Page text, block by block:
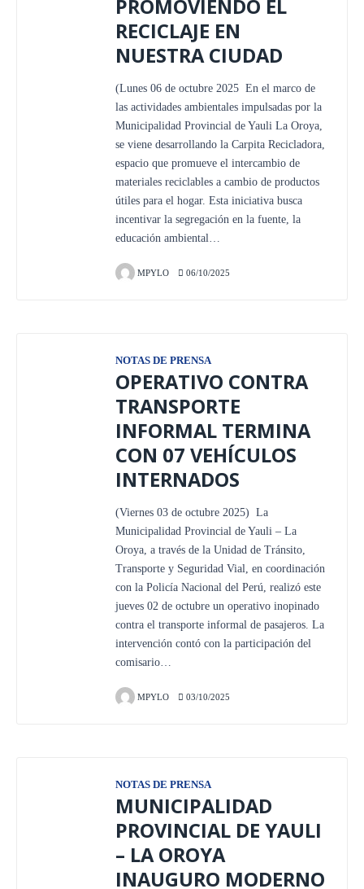
PROMOVIENDO EL
RECICLAJE EN
NUESTRA CIUDAD
(Lunes 06 de octubre 2025 En el marco de
las actividades ambientales impulsadas por la
Municipalidad Provincial de Yauli La Oroya,
se viene desarrollando la Carpita Recicladora,
espacio que promueve el intercambio de
materiales reciclables a cambio de productos
útiles para el hogar. Esta iniciativa busca
incentivar la segregación en la fuente, la
educación ambiental…
MPYLO 06/10/2025
NOTAS DE PRENSA
OPERATIVO CONTRA
TRANSPORTE
INFORMAL TERMINA
CON 07 VEHÍCULOS
INTERNADOS
(Viernes 03 de octubre 2025) La
Municipalidad Provincial de Yauli – La
Oroya, a través de la Unidad de Tránsito,
Transporte y Seguridad Vial, en coordinación
con la Policía Nacional del Perú, realizó este
jueves 02 de octubre un operativo inopinado
contra el transporte informal de pasajeros. La
intervención contó con la participación del
comisario…
MPYLO 03/10/2025
NOTAS DE PRENSA
MUNICIPALIDAD
PROVINCIAL DE YAULI
– LA OROYA
INAUGURO MODERNO